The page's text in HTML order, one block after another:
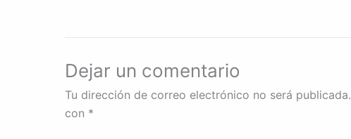
Dejar un comentario
Tu dirección de correo electrónico no será publicada.
con *